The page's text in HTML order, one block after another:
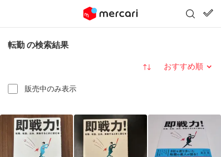
転勤 の検索結果
販売中のみ表示
並び替え